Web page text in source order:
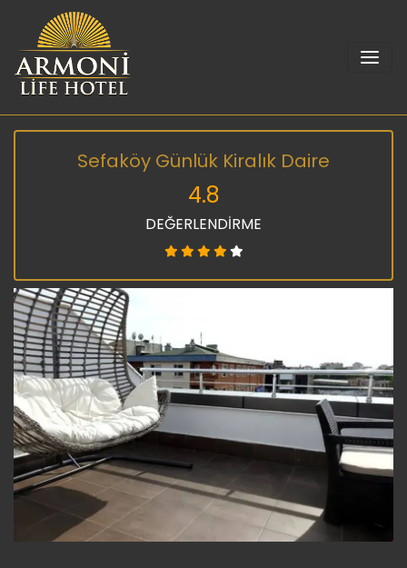
Sefaköy Günlük Kiralık Daire
4.8
DEĞERLENDİRME